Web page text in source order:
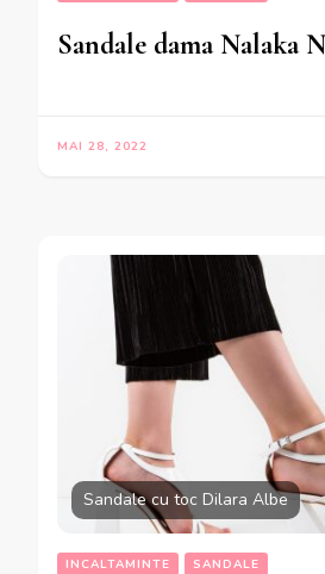
Sandale dama Nalaka
MAI 28, 2022
Sandale cu toc Dilara Albe
INCALTAMINTE SANDALE